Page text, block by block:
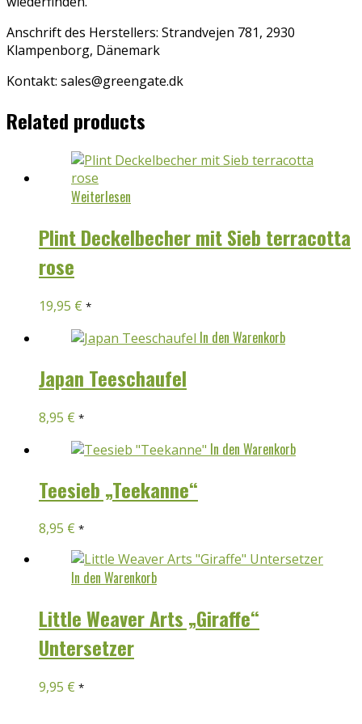
Anschrift des Herstellers: Strandvejen 781, 2930
Klampenborg, Dänemark
Kontakt: sales@greengate.dk
Related products
Weiterlesen
Plint Deckelbecher mit Sieb terracotta
rose
19,95 € *
In den Warenkorb
Japan Teeschaufel
8,95 € *
In den Warenkorb
Teesieb „Teekanne“
8,95 € *
In den Warenkorb
Little Weaver Arts „Giraffe“
Untersetzer
9,95 € *